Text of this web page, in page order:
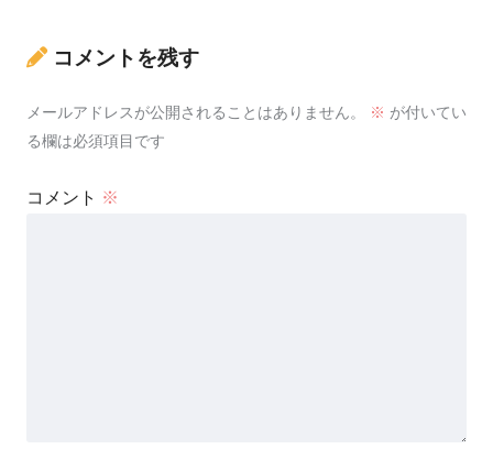
コメントを残す
メールアドレスが公開されることはありません。 ※ が付いてい
る欄は必須項目です
コメント ※